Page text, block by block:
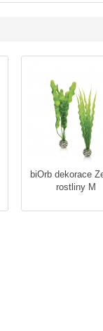
biOrb dekorace
rostliny M